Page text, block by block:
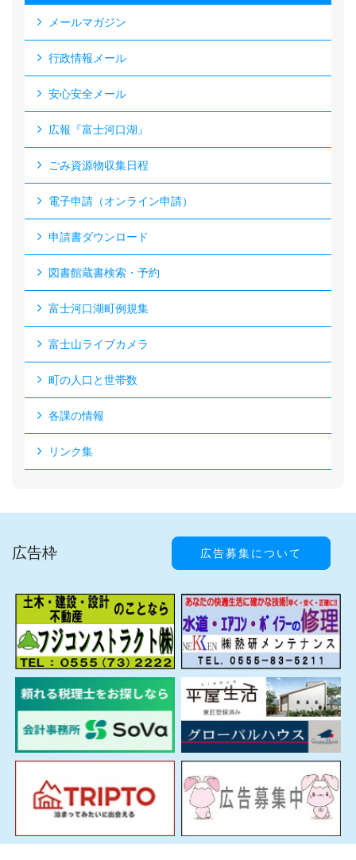
メールマガジン
行政情報メール
安心安全メール
広報『富士河口湖』
ごみ資源物収集日程
電子申請（オンライン申請）
申請書ダウンロード
図書館蔵書検索・予約
富士河口湖町例規集
富士山ライブカメラ
町の人口と世帯数
各課の情報
リンク集
広告枠 広告募集について